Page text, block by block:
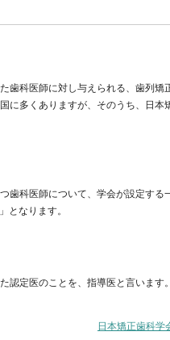
歯科医師に対し与えられる、歯列矯
に多くありますが、そのうち、日本
歯科医師について、学会が設定する
となります。
認定医のことを、指導医と言います
日本矯正歯科学